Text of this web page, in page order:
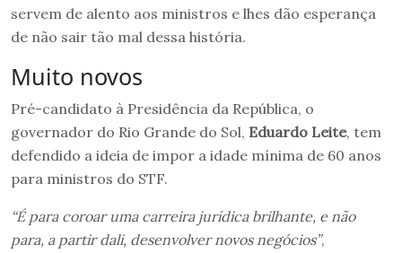
servem de alento aos ministros e lhes dão esperança
de não sair tão mal dessa história.
Muito novos
Pré-candidato à Presidência da República, o
governador do Rio Grande do Sol, Eduardo Leite, tem
defendido a ideia de impor a idade mínima de 60 anos
para ministros do STF.
“É para coroar uma carreira jurídica brilhante, e não
para, a partir dali, desenvolver novos negócios”,